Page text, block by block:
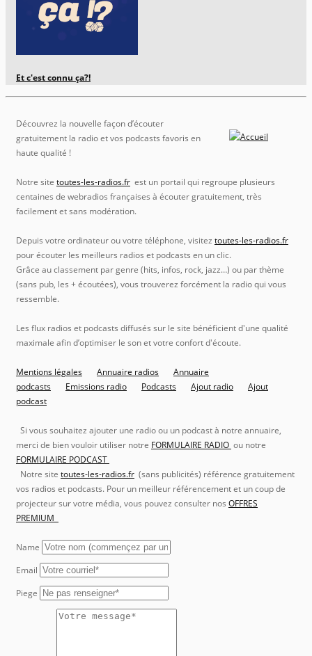
Et c'est connu ça?!
Découvrez la nouvelle façon d’écouter
gratuitement la radio et vos podcasts favoris en
haute qualité !
Notre site toutes-les-radios.fr est un portail qui regroupe plusieurs
centaines de webradios françaises à écouter gratuitement, très
facilement et sans modération.
Depuis votre ordinateur ou votre téléphone, visitez toutes-les-radios.fr
pour écouter les meilleurs radios et podcasts en un clic.
Grâce au classement par genre (hits, infos, rock, jazz…) ou par thème
(sans pub, les + écoutées), vous trouverez forcément la radio qui vous
ressemble.
Les flux radios et podcasts diffusés sur le site bénéficient d'une qualité
maximale afin d’optimiser le son et votre confort d'écoute.
Mentions légales Annuaire radios
Annuaire
podcasts
Emissions radio Podcasts Ajout radio
Ajout
podcast
Si vous souhaitez ajouter une radio ou un podcast à notre annuaire,
merci de bien vouloir utiliser notre FORMULAIRE RADIO ou notre
FORMULAIRE PODCAST
Notre site toutes-les-radios.fr (sans publicités) référence gratuitement
vos radios et podcasts. Pour un meilleur référencement et un coup de
projecteur sur votre média, vous pouvez consulter nos OFFRES
PREMIUM
Name
Email
Piege